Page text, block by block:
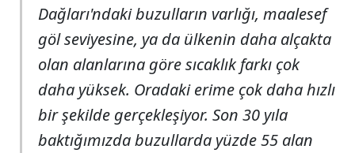
Dağları'ndaki buzulların varlığı, maalesef
göl seviyesine, ya da ülkenin daha alçakta
olan alanlarına göre sıcaklık farkı çok
daha yüksek. Oradaki erime çok daha hızlı
bir şekilde gerçekleşiyor. Son 30 yıla
baktığımızda buzullarda yüzde 55 alan